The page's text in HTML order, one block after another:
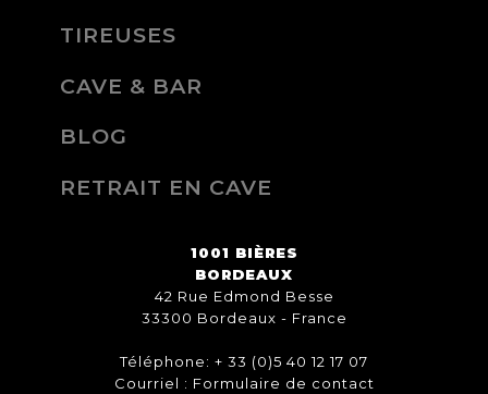
TIREUSES
CAVE & BAR
BLOG
RETRAIT EN CAVE
1001 BIÈRES
BORDEAUX
42 Rue Edmond Besse
33300 Bordeaux - France
Téléphone: + 33 (0)5 40 12 17 07
Courriel : Formulaire de contact